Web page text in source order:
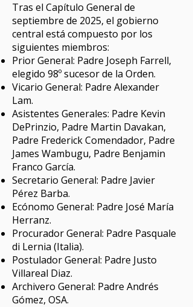
Tras el Capítulo General de
septiembre de 2025, el gobierno
central está compuesto por los
siguientes miembros:
Prior General: Padre Joseph Farrell,
elegido 98º sucesor de la Orden.
Vicario General: Padre Alexander
Lam.
Asistentes Generales: Padre Kevin
DePrinzio, Padre Martin Davakan,
Padre Frederick Comendador, Padre
James Wambugu, Padre Benjamin
Franco García.
Secretario General: Padre Javier
Pérez Barba.
Ecónomo General: Padre José María
Herranz.
Procurador General: Padre Pasquale
di Lernia (Italia).
Postulador General: Padre Justo
Villareal Diaz.
Archivero General: Padre Andrés
Gómez, OSA.